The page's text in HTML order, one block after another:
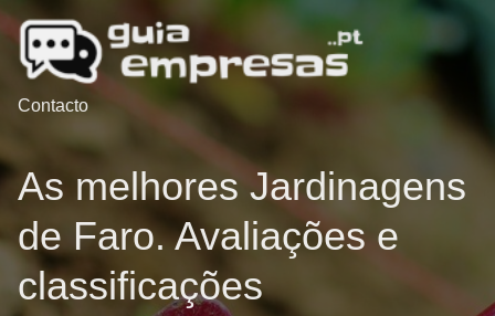
Contacto
As melhores Jardinagens
de Faro. Avaliações e
classificações